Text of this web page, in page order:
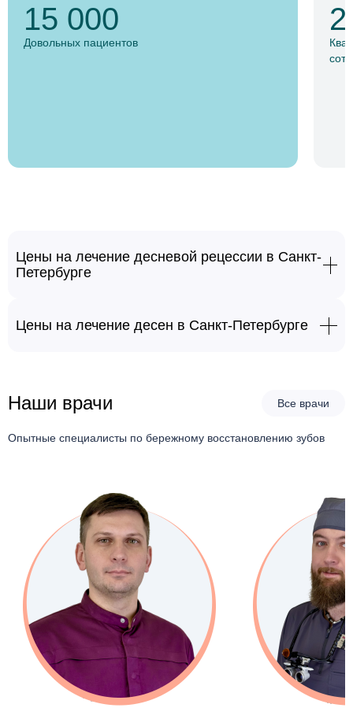
15 000
Довольных пациентов
Цены на лечение десневой рецессии в Санкт-
Петербурге
Цены на лечение десен в Санкт-Петербурге
Наши врачи Все врачи
Опытные специалисты по бережному восстановлению зубов
Дунай Артем
Стаж: с